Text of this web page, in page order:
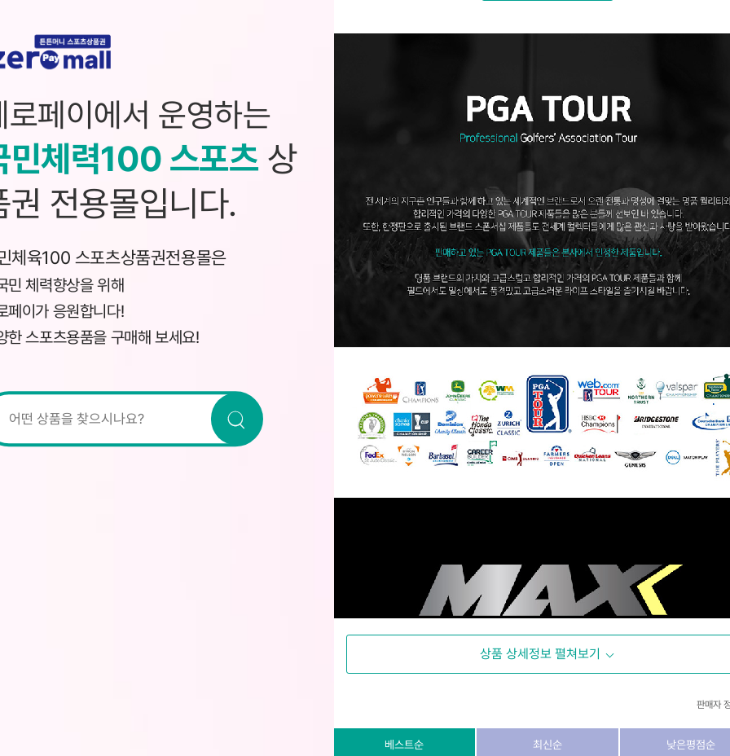
상품 상세정보 펼쳐보기
판매자
상호/대표자
베스트순 최신순 낮은평점순
로페이에서 운영하는
민체력100 스포츠 상
권 전용몰입니다.
체육100 스포츠상품권전용몰은
민 체력향상을 위해
페이가 응원합니다!
한 스포츠용품을 구매해 보세요!